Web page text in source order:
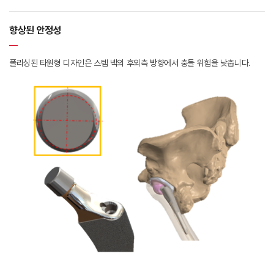
향상된 안정성
폴리싱된 타원형 디자인은 스템 넥의 후외측 방향에서 충돌 위험을 낮춥니다.